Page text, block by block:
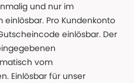
und nur im
Pro Kundenkonto
einlösbar. Der
vom
Einlösbar für unser